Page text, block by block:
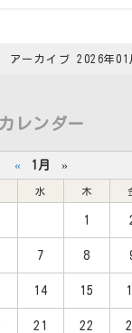
アーカイブ 2026年01
カレンダー
« 1月 »
水 木
1
7 8
14 15
21 22